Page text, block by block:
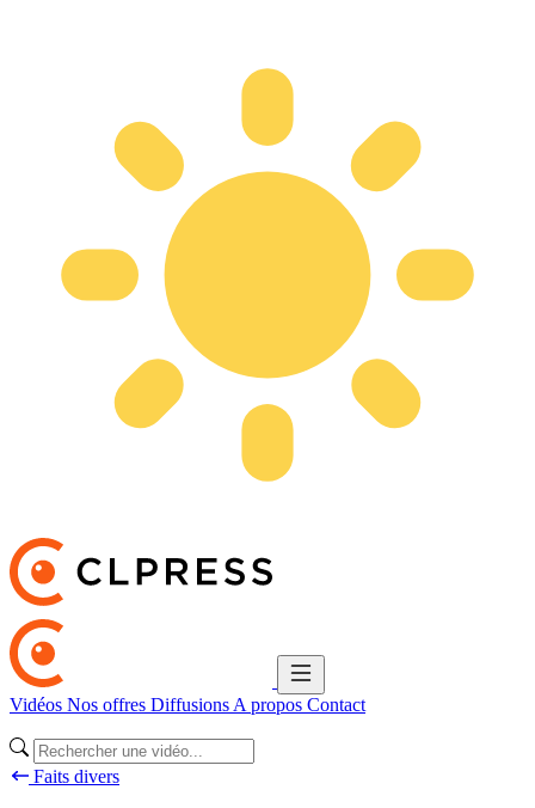
Vidéos Nos offres Diffusions A propos Contact
Faits divers